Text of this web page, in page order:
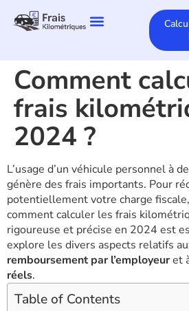
Comment
frais
2024 ?
L’usage d’un véhicule personnel à
génère des frais importants. Pour
potentiellement votre charge
comment calculer les frais
rigoureuse et précise en 2024 est
explore les divers aspects relatifs
remboursement par l’employeuret
réels.
Table of Contents